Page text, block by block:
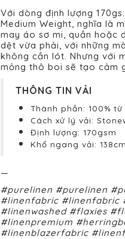
Với dòng định lượng
Medium Weight, nghĩa là
may áo sơ mi, quần hoặc
dệt vừa phải, với những
không cần lót. Nhưng với
mỏng thô boi sẽ tạo cảm
THÔNG TIN VẢI
Thành phần: 100%
Cách xử lý vải:
Định lượng: 170gsm
Khổ ngang vải: 138cm
—
#purelinen #purelinen
#linenfabric #linenfabric
#linenwashed #flaxies
#linenpremium
#linenblazerfabric